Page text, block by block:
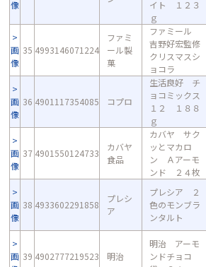
像
イト １２３
ｇ
画
像
35 4993146071224
ファミ
ール製
菓
ファミール
吉野好宏監修
クリスマスシ
ョコラ
画
像
36 4901117354085 コプロ
生活良好 チ
ョコミックス
１２ １８８
ｇ
画
像
37 4901550124733
カバヤ
食品
カバヤ サク
ッとマカロ
ン Ａアーモ
ンド ２４枚
画
像
38 4933602291858
プレシ
ア
プレシア ２
色のモンブラ
ンタルト
画 39 4902777219523 明治
明治 アーモ
ンドチョコ